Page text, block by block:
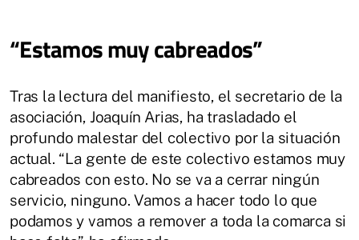
“Estamos muy cabreados”
Tras la lectura del manifiesto, el secretario de la
asociación, Joaquín Arias, ha trasladado el
profundo malestar del colectivo por la situación
actual. “La gente de este colectivo estamos muy
cabreados con esto. No se va a cerrar ningún
servicio, ninguno. Vamos a hacer todo lo que
podamos y vamos a remover a toda la comarca si